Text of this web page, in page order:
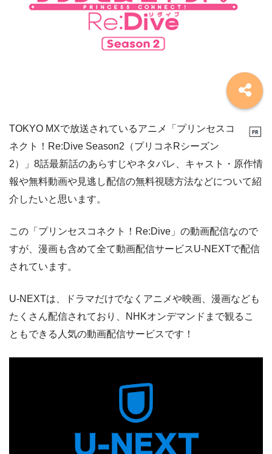
TOKYO MXで放送されているアニメ「プリンセスコ
ネクト！Re:Dive Season2（プリコネRシーズン
2）」8話最新話のあらすじやネタバレ、キャスト・原作情
報や無料動画や見逃し配信の無料視聴方法などについて紹
介したいと思います。
この「プリンセスコネクト！Re:Dive」の動画配信なので
すが、漫画も含めて全て動画配信サービスU-NEXTで配信
されています。
U-NEXTは、ドラマだけでなくアニメや映画、漫画なども
たくさん配信されており、NHKオンデマンドまで観るこ
ともできる人気の動画配信サービスです！